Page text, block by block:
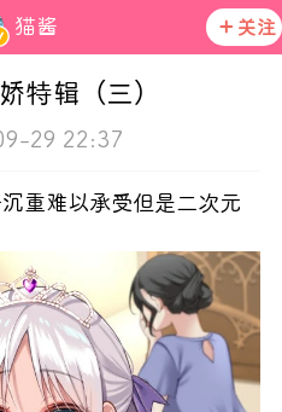
猫酱 关注
ss
辑（三）
29 22:37
重难以承受但是二次元